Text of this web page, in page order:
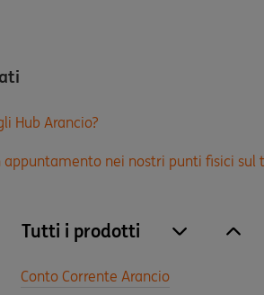
Hub Arancio?
appuntamento nei nostri punti fisici sul
[it-IT] Chi siamo
Chi siamo
Tutti i prodotti
Conto Corrente Arancio